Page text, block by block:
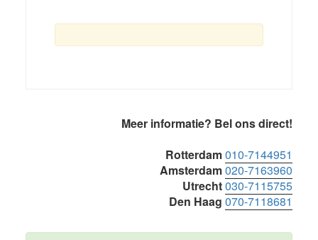
Meer informatie? Bel ons direct!
Rotterdam010-7144951
Amsterdam020-7163960
Utrecht030-7115755
Den Haag 070-7118681